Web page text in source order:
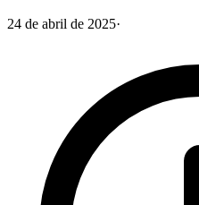
24 de abril de 2025·